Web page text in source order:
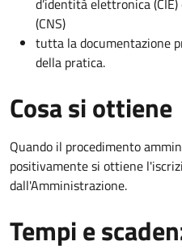
d’identità elettronica
(CNS)
tutta la documentazione
della pratica.
Cosa si ottiene
Quando il procedimento
positivamente si ottiene
dall'Amministrazione.
Tempi e